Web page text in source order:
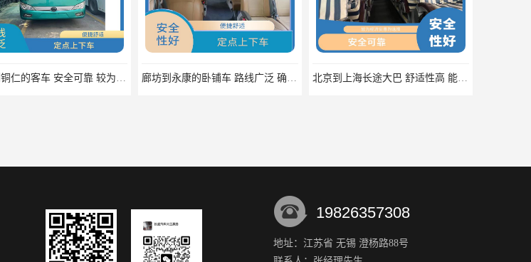
廊坊到永康的卧铺车 路线广泛 确保有座位可用 北京到上海长途大巴 舒适性高 能够连接城市和乡村 北京到贺州的客车 定点上下车 提供多班次选择
19826357308
地址：江苏省 无锡 澄杨路88号